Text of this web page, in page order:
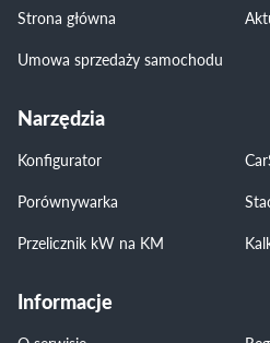
Strona główna
Umowa sprzedaży samochodu
Narzędzia
Konfigurator
Porównywarka
Przelicznik kW na KM
Informacje